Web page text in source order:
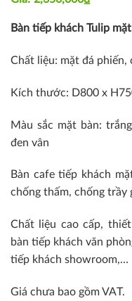
Bàn tiếp khách Tulip
Chất liệu: mặt đá
Kích thước: D800 x
Màu sắc mặt bàn:
đen vân
Bàn cafe tiếp khách
chống thấm, chống trầy
Chất liệu cao cấp,
bàn tiếp khách văn
tiếp khách showroom,…
Giá chưa bao gồm VAT.